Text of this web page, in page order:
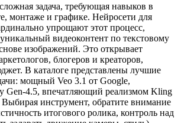
задача, требующая навыков в
монтаже и графике. Нейросети для
упрощают этот процесс,
уникальный видеоконтент по текстовому
изображений. Это открывает
блогеров и креаторов,
В каталоге представлены лучшие
мощный Veo 3.1 от Google,
Gen-4.5, впечатляющий реализмом Kling
инструмент, обратите внимание
итогового ролика, контроль над